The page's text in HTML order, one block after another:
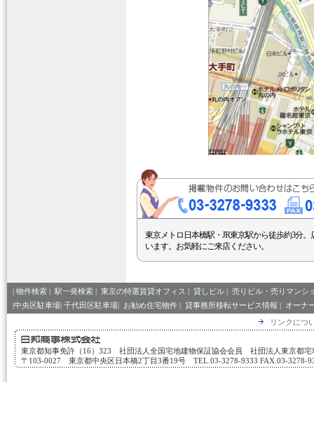
東京メトロ日本橋駅・JR東京駅から徒歩約3分。
います。お気軽にご来店ください。
| 物件検索 | 駅一発検索 | 東京の特選賃貸オフィス | 貸しビル | 売りビル・売りマンシ
|中央区駐車場| 千代田区駐車場| お勧め住宅物件 | 貸事務所移転サービス情報 | オーナ
リンクにつ
東京都知事免許（16）323 社団法人全国宅地建物保証協会会員 社団法人東京都宅
〒103-0027 東京都中央区日本橋2丁目3番19号 TEL.03-3278-9333 FAX.03-3278-